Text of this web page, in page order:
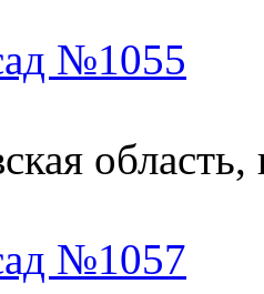
№1055
№1057